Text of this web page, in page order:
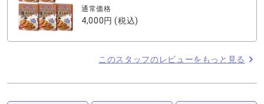
通常価格
4,000円(税込)
このスタッフのレビューをもっと見る